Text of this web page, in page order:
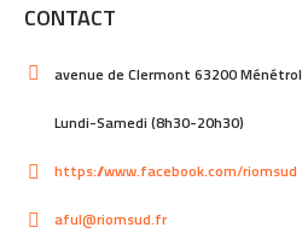
CONTACT
avenue de Clermont 63200 Ménétrol
Lundi-Samedi (8h30-20h30)
https://www.facebook.com/riomsud
aful@riomsud.fr